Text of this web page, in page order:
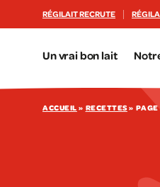
RÉGILAIT RECRUTE
Un vrai bon lait
ACCUEIL » RECETTES» PAGE